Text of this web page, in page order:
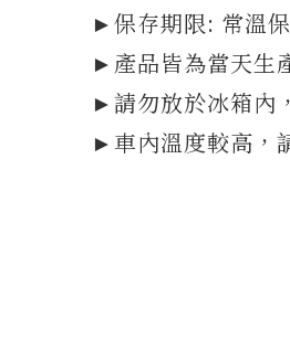
►保存期限: 常溫
►產品皆為當天生
►請勿放於冰箱內
►車內溫度較高，